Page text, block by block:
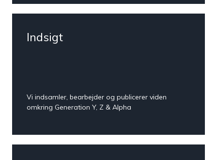
elevens/lærlingens
eVejledning
Bemanding- og
Rapid Learning
Indsigt
Vi indsamler, bearbejder og publicerer viden
omkring Generation Y, Z & Alpha